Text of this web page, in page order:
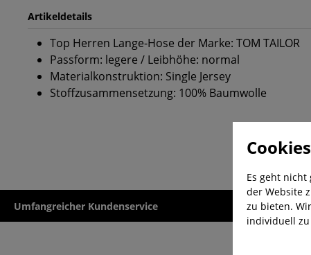
Artikeldetails
Top Herren Lange-Hose der Marke: TOM TAILOR
Passform: legere / Leibhöhe: normal
Materialkonstruktion: Single Jersey
Stoffzusammensetzung: 100% Baumwolle
Umfangreicher Kundenservice Kauf auf
Es geht nicht
der Website
zu bieten.
individuell